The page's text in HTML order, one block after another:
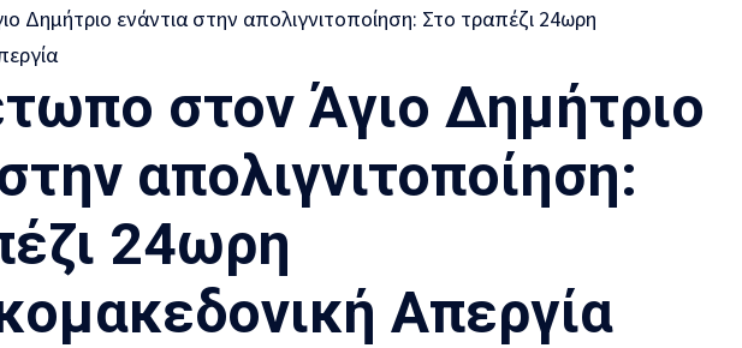
στον Άγιο Δημήτριο
απολιγνιτοποίηση:
24ωρη
Απεργία